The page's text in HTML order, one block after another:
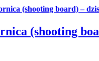
(shooting board) –
(shooting